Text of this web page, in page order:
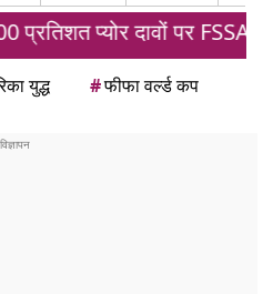
प्योर दावों पर FSSAI के बैन पर
युद्ध #फीफा वर्ल्ड कप